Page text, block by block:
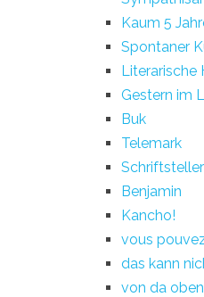
Kaum 5
Spontaner
Literarische
Gestern im
Buk
Telemark
Schriftsteller
Benjamin
Kancho!
vous
das kann
von da